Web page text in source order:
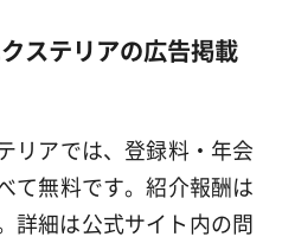
ステリアの広告掲載
リアでは、登録料・年会
て無料です。紹介報酬は
詳細は公式サイト内の問